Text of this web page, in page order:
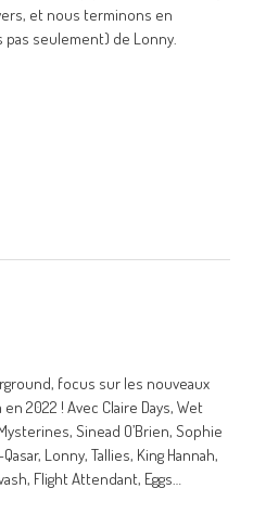
et nous terminons en
pas seulement) de Lonny.
focus sur les nouveaux
2022 ! Avec Claire Days, Wet
Sinead O’Brien, Sophie
Lonny, Tallies, King Hannah,
Flight Attendant, Eggs…